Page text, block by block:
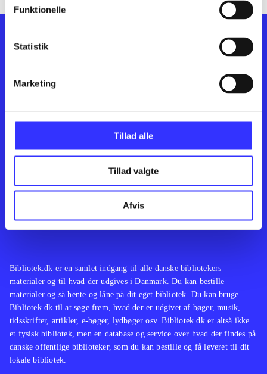
Funktionelle
Statistik
Marketing
Tillad alle
Tillad valgte
Afvis Feedback
Bibliotek.dk er en samlet indgang til alle danske bibliotekers
materialer og til hvad der udgives i Danmark. Du kan bestille
materialer og så hente og låne på dit eget bibliotek. Du kan bruge
Bibliotek.dk til at søge frem, hvad der er udgivet af bøger, musik,
tidsskrifter, artikler, e-bøger, lydbøger osv. Bibliotek.dk er altså ikke
et fysisk bibliotek, men en database og service over hvad der findes på
danske offentlige biblioteker, som du kan bestille og få leveret til dit
lokale bibliotek.
Kontakt os
English
Artikler
Film
Musik
Noder